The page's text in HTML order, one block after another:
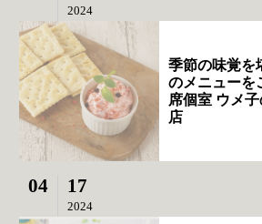
2024
季節の味覚を
のメニューを
席個室 ウメ
店
04 17
2024